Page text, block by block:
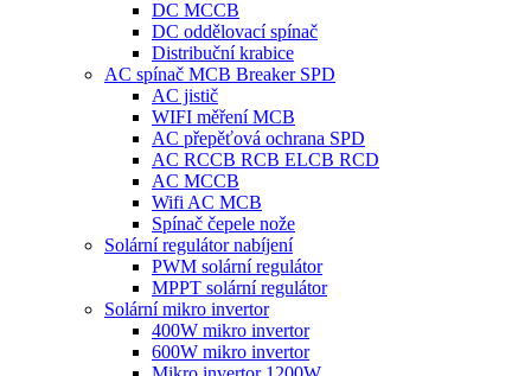
DC MCCB
DC oddělovací spínač
Distribuční krabice
AC spínač MCB Breaker SPD
AC jistič
WIFI měření MCB
AC přepěťová ochrana SPD
AC RCCB RCB ELCB RCD
AC MCCB
Wifi AC MCB
Spínač čepele nože
Solární regulátor nabíjení
PWM solární regulátor
MPPT solární regulátor
Solární mikro invertor
400W mikro invertor
600W mikro invertor